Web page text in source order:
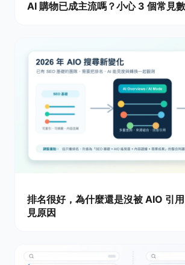
AI 購物已成主流嗎？小心 3 個常見
排名很好，為什麼還是沒被 AIO 引
見原因